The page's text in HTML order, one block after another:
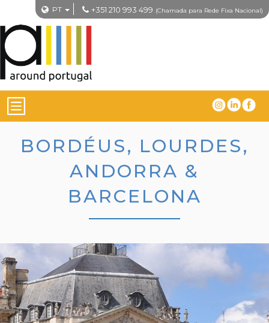
PT +351 210 993 499 (Chamada para Rede Fixa Nacional)
BORDÉUS, LOURDES,
ANDORRA &
BARCELONA